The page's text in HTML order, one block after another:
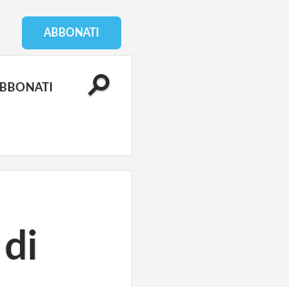
ABBONATI